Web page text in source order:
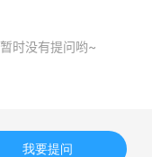
暂时没有提问哟~
我要提问